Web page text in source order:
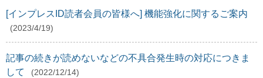
[インプレスID読者会員の皆様へ] 機能強化に関するご案内
(2023/4/19)
記事の続きが読めないなどの不具合発生時の対応につきま
して
(2022/12/14)